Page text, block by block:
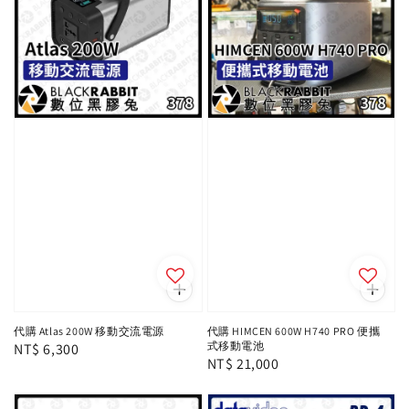
代購 Atlas 200W 移動交流電源
Regular
NT$ 6,300
代購 HIMCEN 600W H740 PRO 便攜
式移動電池
Regular
NT$ 21,000